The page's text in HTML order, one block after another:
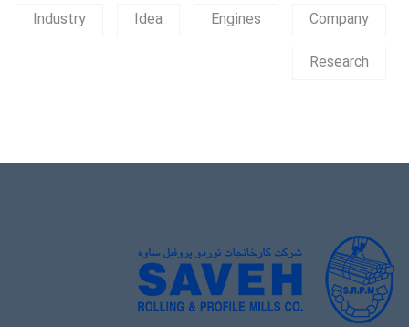
Company
Engines
Idea
Industry
Research